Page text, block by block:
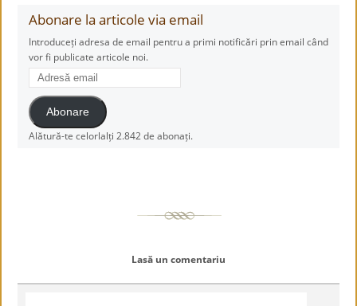
Abonare la articole via email
Introduceți adresa de email pentru a primi notificări prin email când
vor fi publicate articole noi.
Adresă
email
Abonare
Alătură-te celorlalți 2.842 de abonați.
Lasă un comentariu